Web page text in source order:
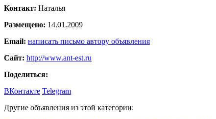
Контакт: Наталья
Размещено: 14.01.2009
Email: написать письмо автору объявления
Сайт: http://www.ant-est.ru
Поделиться:
ВКонтакте Telegram
Другие объявления из этой категории: